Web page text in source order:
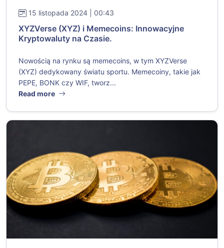
15 listopada 2024 | 00:43
XYZVerse (XYZ) i Memecoins: Innowacyjne
Kryptowaluty na Czasie.
Nowością na rynku są memecoins, w tym XYZVerse
(XYZ) dedykowany światu sportu. Memecoiny, takie jak
PEPE, BONK czy WIF, tworz...
Read more